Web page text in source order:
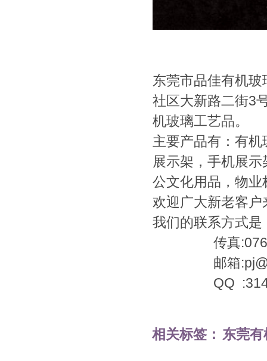
东莞市品佳有机
社区大新路二街3
机玻璃工艺品。
主要产品有：有
展示架，手机展
公文化用品，物
欢迎广大新老客
我们的联系方式
传真:0769-
邮箱
QQ
相关标签： 东莞